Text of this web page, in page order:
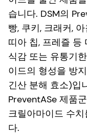
습니다. DSM의
빵, 쿠키, 크래커,
띠아 칩, 프레즐 등
식감 또는 유통기
이드의 형성을 방
긴산 분해 효소)입
PreventASe 제품
크릴아마이드 수
다.